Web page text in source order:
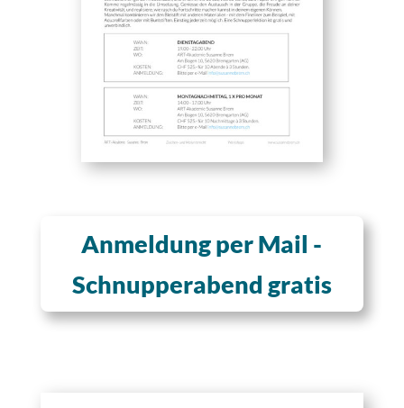
Anmeldung per Mail -
Schnupperabend gratis